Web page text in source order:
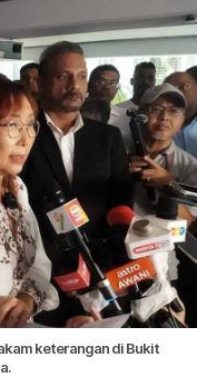
keterangan di Bukit